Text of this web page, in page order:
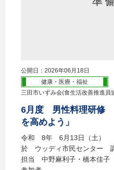
公開日：2026年06月18日
健康・医療・福祉
三田市いずみ会(食生活改善推進員
6月度 男性料理研修
を高めよう」
令和 8年 6月13日（土）
於 ウッディ市民センター
担当 中野麻利子・橋本佳子